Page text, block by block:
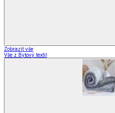
Zobrazit vše
Vše z Bytový textil